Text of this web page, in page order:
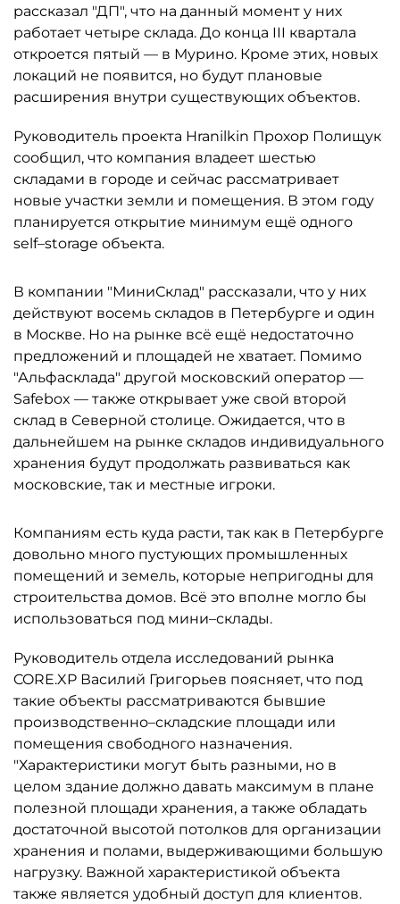
рассказал "ДП", что на данный момент у них
работает четыре склада. До конца III квартала
откроется пятый — в Мурино. Кроме этих, новых
локаций не появится, но будут плановые
расширения внутри существующих объектов.
Руководитель проекта Hranilkin Прохор Полищук
сообщил, что компания владеет шестью
складами в городе и сейчас рассматривает
новые участки земли и помещения. В этом году
планируется открытие минимум ещё одного
self–storage объекта.
В компании "МиниСклад" рассказали, что у них
действуют восемь складов в Петербурге и один
в Москве. Но на рынке всё ещё недостаточно
предложений и площадей не хватает. Помимо
"Альфасклада" другой московский оператор —
Safebox — также открывает уже свой второй
склад в Северной столице. Ожидается, что в
дальнейшем на рынке складов индивидуального
хранения будут продолжать развиваться как
московские, так и местные игроки.
Компаниям есть куда расти, так как в Петербурге
довольно много пустующих промышленных
помещений и земель, которые непригодны для
строительства домов. Всё это вполне могло бы
использоваться под мини–склады.
Руководитель отдела исследований рынка
CORE.XP Василий Григорьев поясняет, что под
такие объекты рассматриваются бывшие
производственно–складские площади или
помещения свободного назначения.
"Характеристики могут быть разными, но в
целом здание должно давать максимум в плане
полезной площади хранения, а также обладать
достаточной высотой потолков для организации
хранения и полами, выдерживающими большую
нагрузку. Важной характеристикой объекта
также является удобный доступ для клиентов.